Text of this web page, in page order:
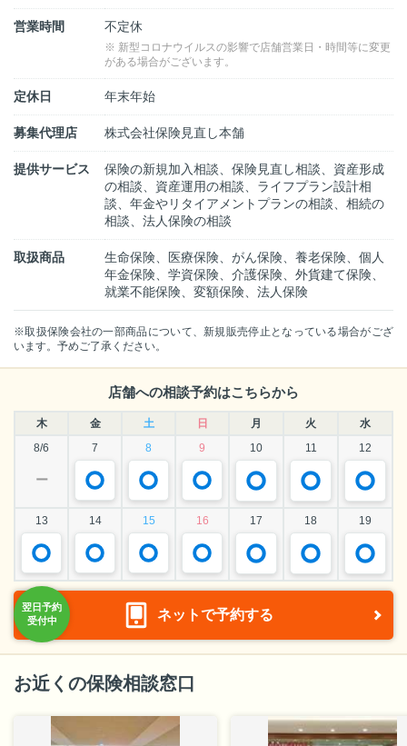
営業時間 不定休
※ 新型コロナウイルスの影響で店舗営業日・時間等に変更
がある場合がございます。
定休日 年末年始
募集代理店 株式会社保険見直し本舗
提供サービス
保険の新規加入相談、保険見直し相談、資産形成
の相談、資産運用の相談、ライフプラン設計相
談、年金やリタイアメントプランの相談、相続の
相談、法人保険の相談
取扱商品
生命保険、医療保険、がん保険、養老保険、個人
年金保険、学資保険、介護保険、外貨建て保険、
就業不能保険、変額保険、法人保険
※取扱保険会社の一部商品について、新規販売停止となっている場合がござ
います。予めご了承ください。
店舗への相談予約はこちらから
木 金 土 日 月 火
水
8/6
7 8 9 10 11 12
ー
13 14 15 16 17 18 19
ネットで予約する
お近くの保険相談窓口